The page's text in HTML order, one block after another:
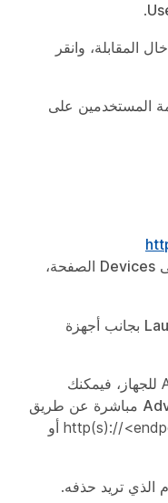
.
المقابلة، وانقر
المستخدمين على
Devices الصفحة،
بجانب أجهزة
للجهاز، فيمكنك
مباشرة عن طريق
فتح متصفح ويب وكتابة http(s)://<endpoint ip أو
الذي تريد حذفه.